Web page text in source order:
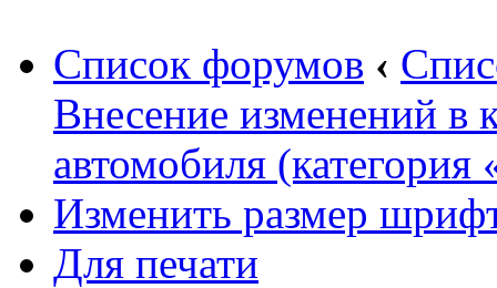
Список форумов ‹
Внесение изменений в
автомобиля (категория
Изменить размер
Для печати